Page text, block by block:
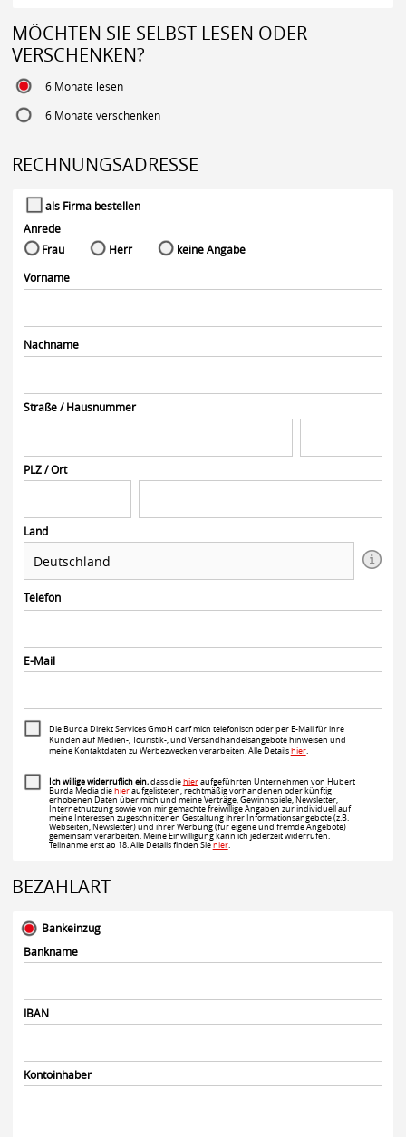
MÖCHTEN SIE SELBST LESEN ODER
VERSCHENKEN?
6 Monate lesen
6 Monate verschenken
RECHNUNGSADRESSE
als Firma bestellen
Anrede
Frau
Herr
keine Angabe
Vorname
Nachname
Straße / Hausnummer
PLZ / Ort
Land
Telefon
E-Mail
Die Burda Direkt Services GmbH darf mich telefonisch oder per E-Mail für ihre
Kunden auf Medien-, Touristik-, und Versandhandelsangebote hinweisen und
meine Kontaktdaten zu Werbezwecken verarbeiten. Alle Detailshier.
Ich willige widerruflich ein,dass diehieraufgeführten Unternehmen von Hubert
Burda Media diehieraufgelisteten, rechtmäßig vorhandenen oder künftig
erhobenen Daten über mich und meine Verträge, Gewinnspiele, Newsletter,
Internetnutzung sowie von mir gemachte freiwillige Angaben zur individuell auf
meine Interessen zugeschnittenen Gestaltung ihrer Informationsangebote (z.B.
Webseiten, Newsletter) und ihrer Werbung (für eigene und fremde Angebote)
gemeinsam verarbeiten. Meine Einwilligung kann ich jederzeit widerrufen.
Teilnahme erst ab 18. Alle Details finden Siehier.
BEZAHLART
Bankeinzug
Bankname
IBAN
Kontoinhaber